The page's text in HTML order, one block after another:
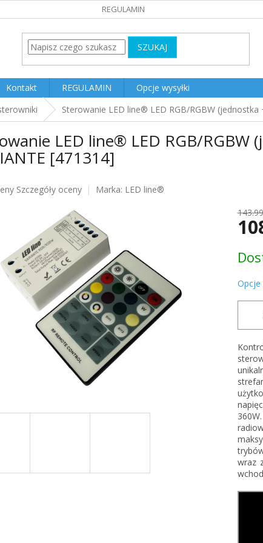
REGULAMIN
SZUKAJ
Kontakt REGULAMIN
Opcje wysyłki
Sterowanie LED line® LED RGB/RGBW
LED line® LED RGB/RGBW
[471314]
Szczegóły oceny Marka: LED line®
wraz